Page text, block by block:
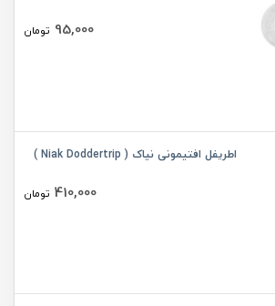
95,000 تومان
اطریفل افتیمونی نیاک ( Niak Doddertrip )
410,000 تومان